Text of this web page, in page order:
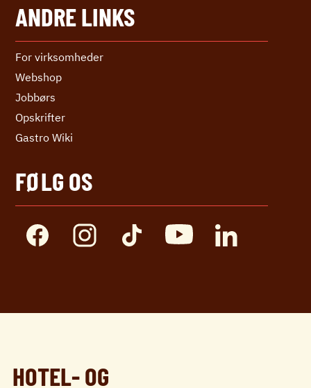
ANDRE LINKS
For virksomheder
Webshop
Jobbørs
Opskrifter
Gastro Wiki
FØLG OS
HOTEL- OG